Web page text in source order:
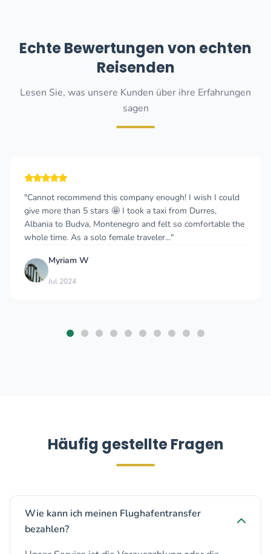
Echte Bewertungen von echten
Reisenden
Lesen Sie, was unsere Kunden über ihre Erfahrungen
sagen
this company enough! I wish I could
🤩 I took a taxi from Durres,
and felt so comfortable the
female traveler..."
"Great service,
driver was really
Skadar on the
Häufig gestellte Fragen
Wie kann ich meinen Flughafentransfer
bezahlen?